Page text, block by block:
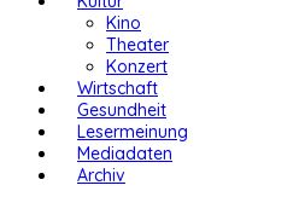
Kino
Theater
Konzert
Wirtschaft
Gesundheit
Lesermeinung
Mediadaten
Archiv